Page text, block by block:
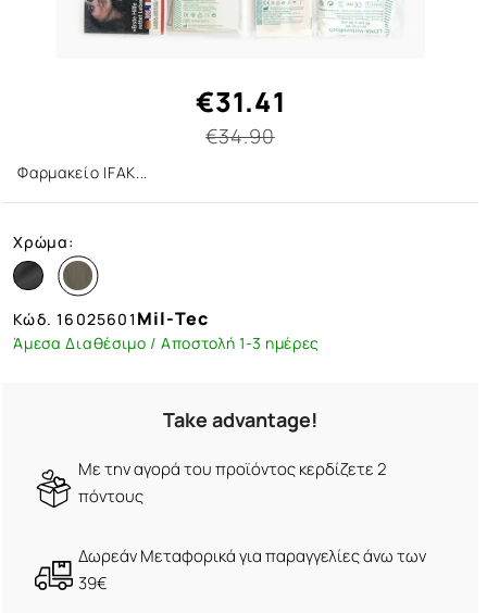
€31.41
€34.90
Φαρμακείο IFAK...
Χρώμα:
Κώδ.16025601 Mil-Tec
Άμεσα Διαθέσιμο / Αποστολή 1-3 ημέρες
Take advantage!
Με την αγορά του προϊόντος κερδίζετε 2
πόντους
Δωρεάν Μεταφορικά για παραγγελίες άνω των
39€